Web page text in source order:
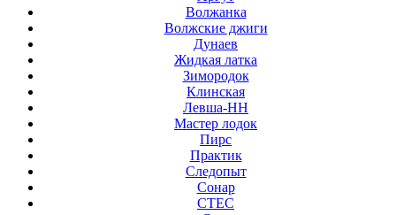
Волжанка
Волжские джиги
Дунаев
Жидкая латка
Зимородок
Клинская
Левша-НН
Мастер лодок
Пирс
Практик
Следопыт
Сонар
СТЕС